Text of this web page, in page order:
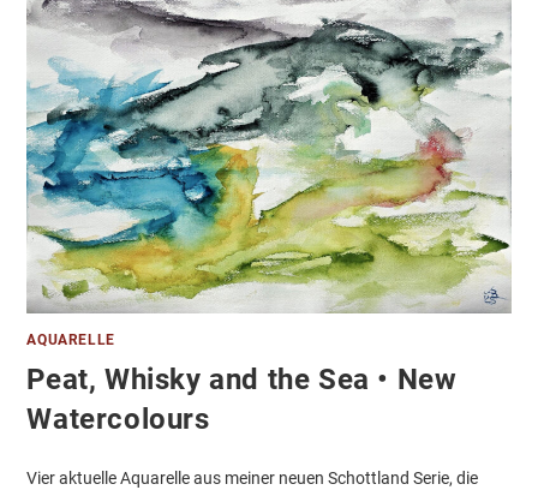
AQUARELLE
Peat, Whisky and the Sea • New
Watercolours
Vier aktuelle Aquarelle aus meiner neuen Schottland Serie, die